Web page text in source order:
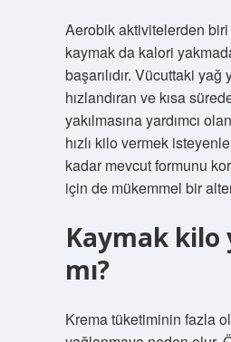
Aerobik aktivitelerden
kaymak da kalori
başarılıdır. Vücuttaki yağ
hızlandıran ve kısa
yakılmasına yardımcı
hızlı kilo vermek
kadar mevcut formunu
için de mükemmel bir
Kaymak kilo
mı?
Krema tüketiminin fazla